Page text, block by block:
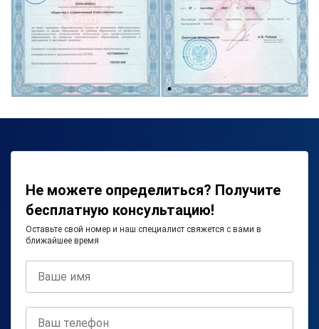
Не можете определиться? Получите
бесплатную консультацию!
Оставьте свой номер и наш специалист свяжется с вами в
ближайшее время